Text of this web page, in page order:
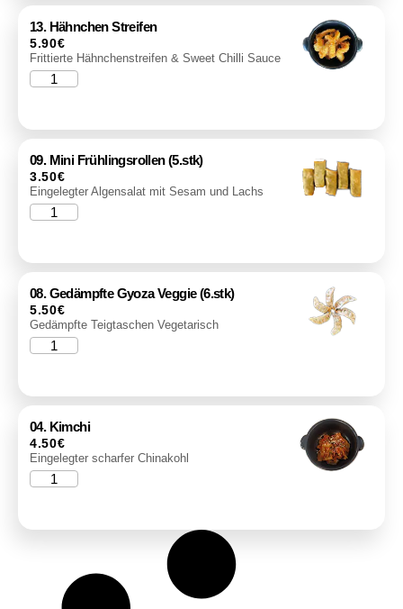
13. Hähnchen Streifen
5.90€
Frittierte Hähnchenstreifen & Sweet Chilli Sauce
09. Mini Frühlingsrollen (5.stk)
3.50€
Eingelegter Algensalat mit Sesam und Lachs
08. Gedämpfte Gyoza Veggie (6.stk)
5.50€
Gedämpfte Teigtaschen Vegetarisch
04. Kimchi
4.50€
Eingelegter scharfer Chinakohl